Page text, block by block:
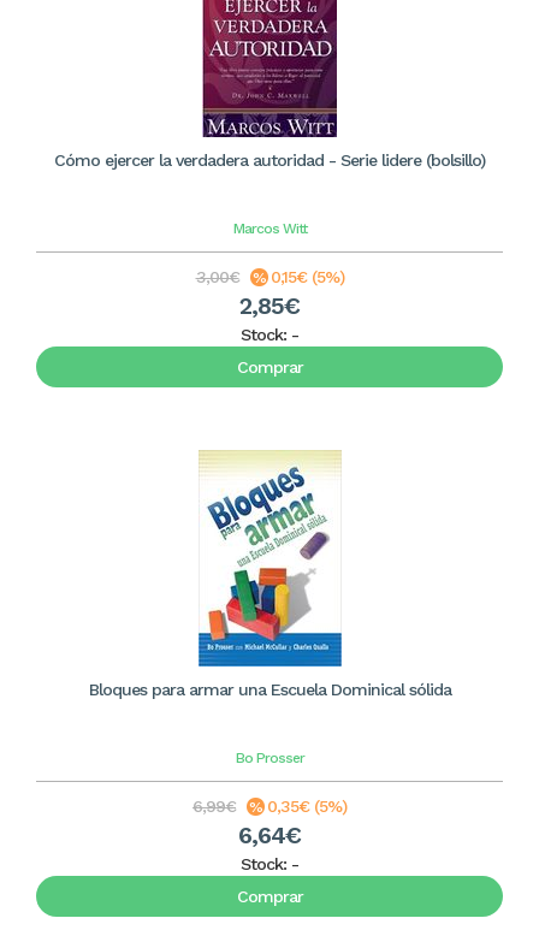
Cómo ejercer la verdadera autoridad - Serie lidere (bolsillo)
Marcos Witt
3,00€ 0,15€ (5%)
2,85€
Stock: -
Comprar
Bloques para armar una Escuela Dominical sólida
Bo Prosser
6,99€ 0,35€ (5%)
6,64€
Stock: -
Comprar